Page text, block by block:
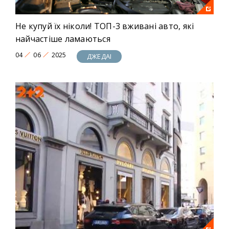
Не купуй їх ніколи! ТОП-3 вживані авто, які
найчастіше ламаються
04 06 2025 ДЖЕДАІ